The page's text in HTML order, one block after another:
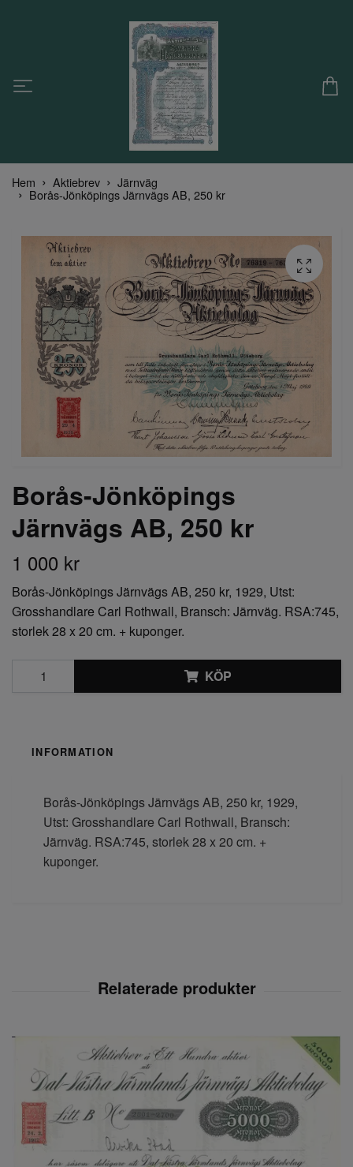
Hem Aktiebrev Järnväg
Borås-Jönköpings Järnvägs AB, 250 kr
Borås-Jönköpings
Järnvägs AB, 250 kr
1 000 kr
Borås-Jönköpings Järnvägs AB, 250 kr, 1929, Utst:
Grosshandlare Carl Rothwall, Bransch: Järnväg. RSA:745,
storlek 28 x 20 cm. + kuponger.
KÖP
INFORMATION
Borås-Jönköpings Järnvägs AB, 250 kr, 1929,
Utst: Grosshandlare Carl Rothwall, Bransch:
Järnväg. RSA:745, storlek 28 x 20 cm. +
kuponger.